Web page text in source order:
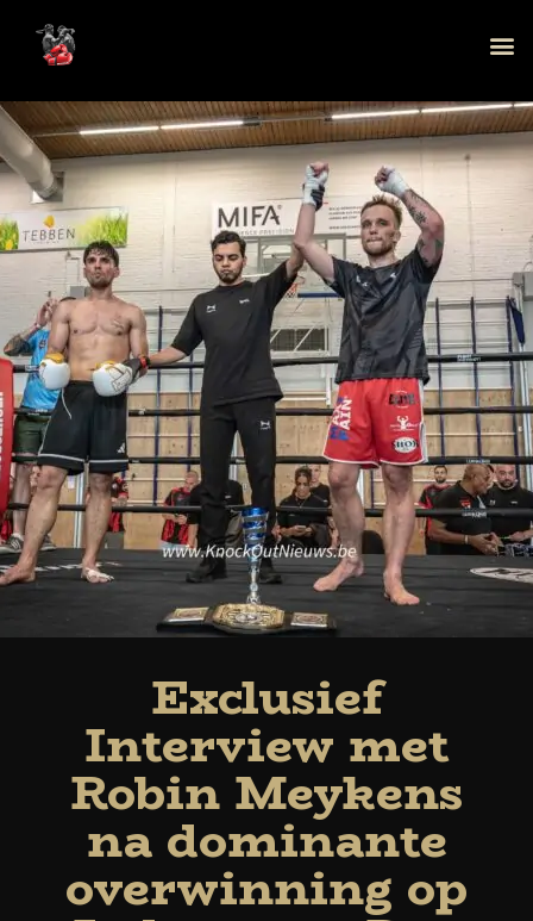
Exclusief
Interview met
Robin Meykens
na dominante
overwinning op